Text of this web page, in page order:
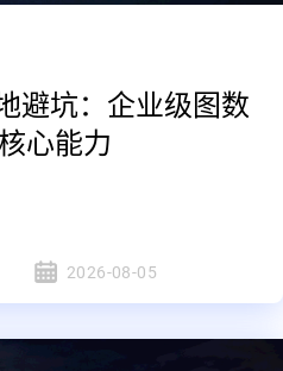
避坑：企业级图数
心能力
2026-08-05